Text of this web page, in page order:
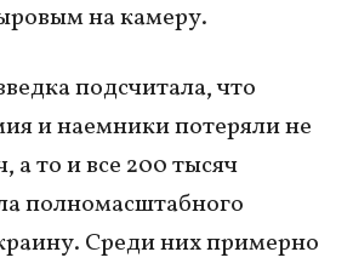
на камеру.
подсчитала, что
и наемники потеряли не
а то и все 200 тысяч
полномасштабного
Среди них примерно